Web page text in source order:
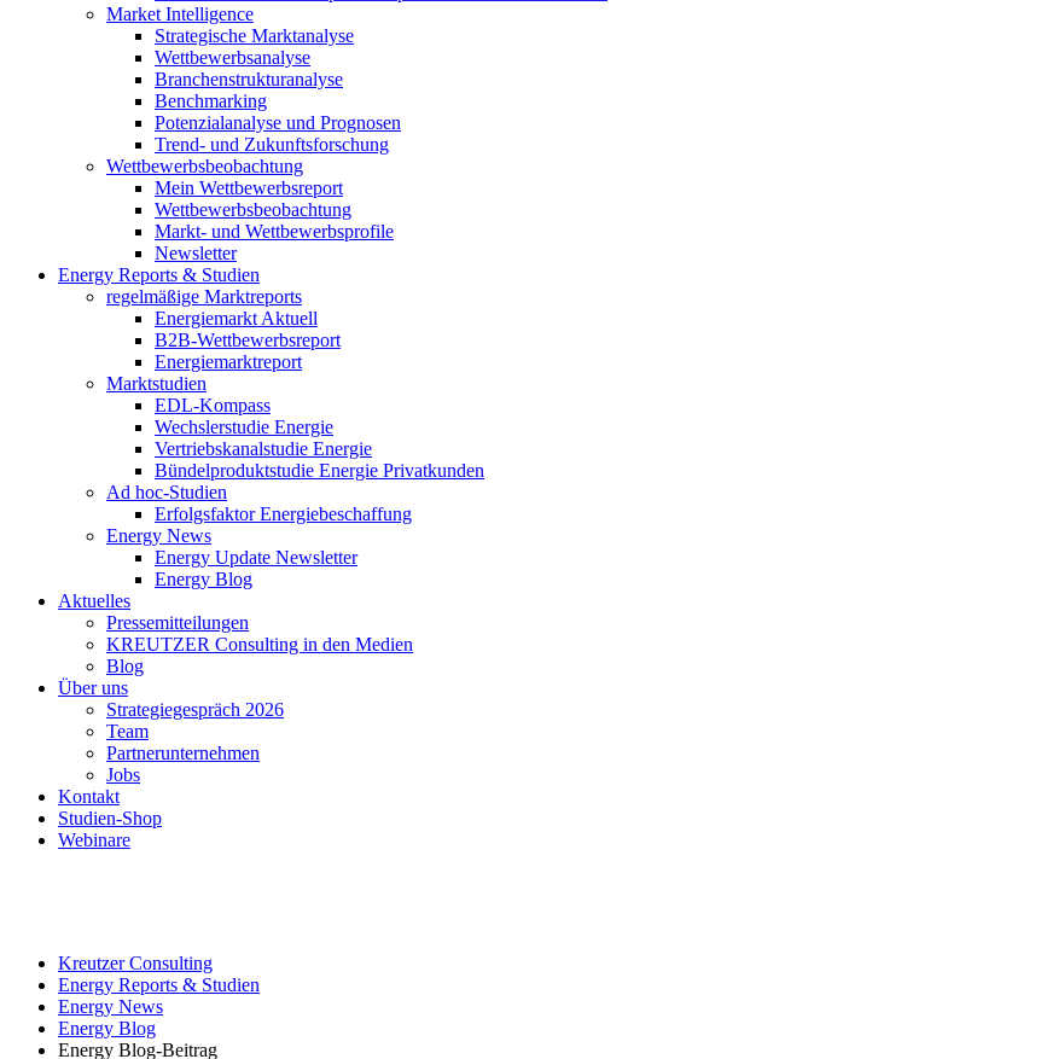
Market Intelligence
Strategische Marktanalyse
Wettbewerbsanalyse
Branchenstrukturanalyse
Benchmarking
Potenzialanalyse und Prognosen
Trend- und Zukunftsforschung
Wettbewerbs­beobachtung
Mein Wettbewerbsreport
Wettbewerbsbeobachtung
Markt- und Wettbewerbsprofile
Newsletter
Energy Reports & Studien
regelmäßige Marktreports
Energiemarkt Aktuell
B2B-Wettbewerbsreport
Energiemarktreport
Marktstudien
EDL-Kompass
Wechslerstudie Energie
Vertriebskanalstudie Energie
Bündelproduktstudie Energie Privatkunden
Ad hoc-Studien
Erfolgsfaktor Energiebeschaffung
Energy News
Energy Update Newsletter
Energy Blog
Aktuelles
Pressemitteilungen
KREUTZER Consulting in den Medien
Blog
Über uns
Strategiegespräch 2026
Team
Partnerunternehmen
Jobs
Kontakt
Studien-Shop
Webinare
Kreutzer Consulting
Energy Reports & Studien
Energy News
Energy Blog
Energy Blog-Beitrag